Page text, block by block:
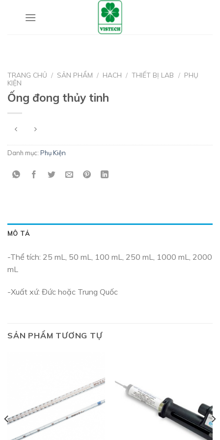
TRANG CHỦ / SẢN PHẨM / HACH / THIẾT BỊ LAB / PHỤ
KIỆN
Ống đong thủy tinh
Danh mục: Phụ Kiện
MÔ TẢ
-Thể tích: 25 mL, 50 mL, 100 mL, 250 mL, 1000 mL, 2000
mL
-Xuất xứ: Đức hoặc Trung Quốc
SẢN PHẨM TƯƠNG TỰ